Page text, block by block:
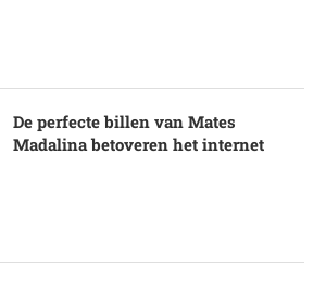
De perfecte billen van Mates
Madalina betoveren het internet